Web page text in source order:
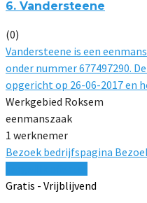
6. Vandersteene
(0)
Vandersteene is een
onder nummer 677497290.
opgericht op 26-06-2017 en
Werkgebied Roksem
eenmanszaak
1 werknemer
Bezoek bedrijfspagina
Gratis - Vrijblijvend